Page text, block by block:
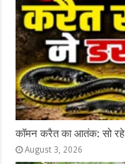
कॉमन करैत का आतंक: सो
August 3, 2026